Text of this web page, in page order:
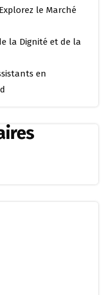
le Marché
la Dignité et de la
en